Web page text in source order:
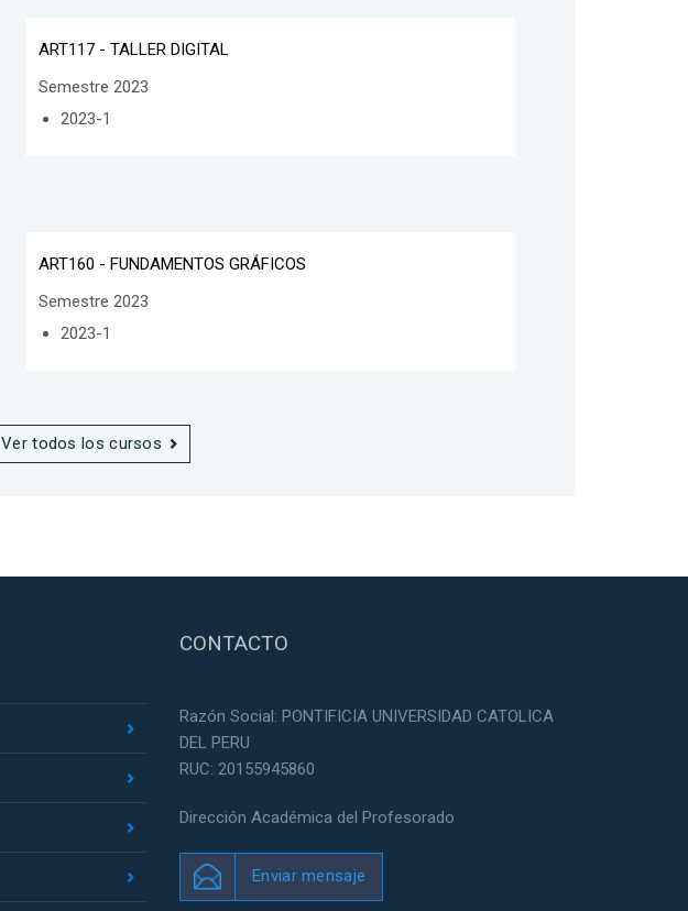
ART117 - TALLER DIGITAL
Semestre 2023
2023-1
ART160 - FUNDAMENTOS GRÁFICOS
Semestre 2023
2023-1
Ver todos los cursos
CONTACTO
Razón Social: PONTIFICIA UNIVERSIDAD CATOLICA
DEL PERU
RUC: 20155945860
Dirección Académica del Profesorado
Enviar mensaje